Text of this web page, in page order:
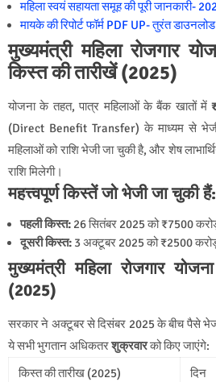
महिला स्वयं सहायता समूह की पूरी जानकारी-
मायके की रिपोर्ट फॉर्म PDF UP- तुरंत
मुख्यमंत्री महिला रोजगार
किस्त की तारीखें (2025)
योजना के तहत, पात्र महिलाओं के बैंक खातों में
(Direct Benefit Transfer) के माध्यम से
महिलाओं को राशि भेजी जा चुकी है, और शेष
राशि मिलेगी।
महत्त्वपूर्ण किस्तें जो भेजी जा चुकी हैं:
पहली किस्त: 26 सितंबर 2025 को ₹7500
दूसरी किस्त: 3 अक्टूबर 2025 को ₹2500
मुख्यमंत्री महिला रोजगार
(2025)
सरकार ने अक्टूबर से दिसंबर 2025 के बीच पैसे भेजने
ये सभी भुगतान अधिकतरशुक्रवारको किए जाएंगे:
किस्त की तारीख (2025)
दिन